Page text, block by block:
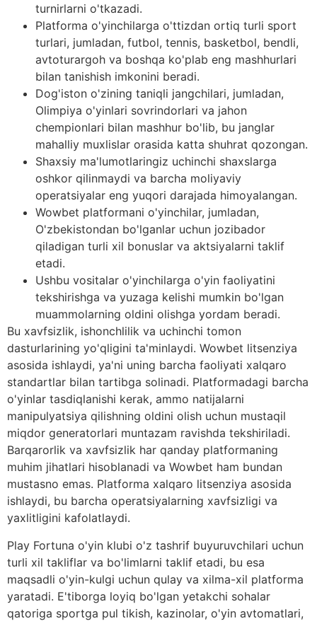
turnirlarni o'tkazadi.
Platforma o'yinchilarga o'ttizdan ortiq turli sport
turlari, jumladan, futbol, ​​tennis, basketbol, ​​bendli,
avtoturargoh va boshqa ko'plab eng mashhurlari
bilan tanishish imkonini beradi.
Dog'iston o'zining taniqli jangchilari, jumladan,
Olimpiya o'yinlari sovrindorlari va jahon
chempionlari bilan mashhur bo'lib, bu janglar
mahalliy muxlislar orasida katta shuhrat qozongan.
Shaxsiy ma'lumotlaringiz uchinchi shaxslarga
oshkor qilinmaydi va barcha moliyaviy
operatsiyalar eng yuqori darajada himoyalangan.
Wowbet platformani o'yinchilar, jumladan,
O'zbekistondan bo'lganlar uchun jozibador
qiladigan turli xil bonuslar va aktsiyalarni taklif
etadi.
Ushbu vositalar o'yinchilarga o'yin faoliyatini
tekshirishga va yuzaga kelishi mumkin bo'lgan
muammolarning oldini olishga yordam beradi.
Bu xavfsizlik, ishonchlilik va uchinchi tomon
dasturlarining yo'qligini ta'minlaydi. Wowbet litsenziya
asosida ishlaydi, ya'ni uning barcha faoliyati xalqaro
standartlar bilan tartibga solinadi. Platformadagi barcha
o'yinlar tasdiqlanishi kerak, ammo natijalarni
manipulyatsiya qilishning oldini olish uchun mustaqil
miqdor generatorlari muntazam ravishda tekshiriladi.
Barqarorlik va xavfsizlik har qanday platformaning
muhim jihatlari hisoblanadi va Wowbet ham bundan
mustasno emas. Platforma xalqaro litsenziya asosida
ishlaydi, bu barcha operatsiyalarning xavfsizligi va
yaxlitligini kafolatlaydi.
Play Fortuna o'yin klubi o'z tashrif buyuruvchilari uchun
turli xil takliflar va bo'limlarni taklif etadi, bu esa
maqsadli o'yin-kulgi uchun qulay va xilma-xil platforma
yaratadi. E'tiborga loyiq bo'lgan yetakchi sohalar
qatoriga sportga pul tikish, kazinolar, o'yin avtomatlari,